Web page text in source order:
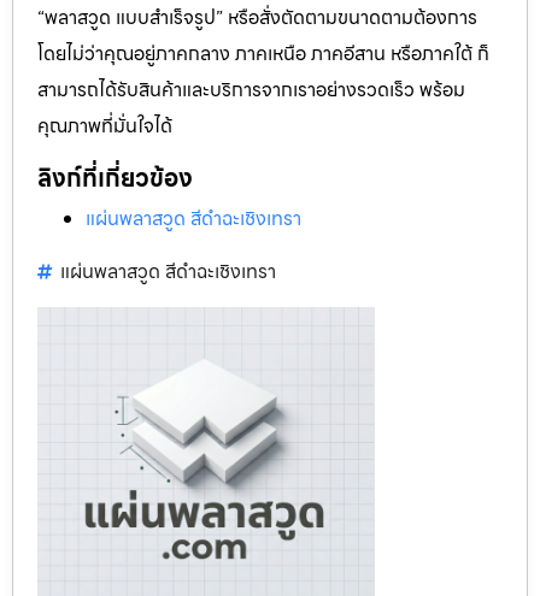
“พลาสวูด แบบสำเร็จรูป” หรือสั่งตัดตามขนาดตามต้องการ
โดยไม่ว่าคุณอยู่ภาคกลาง ภาคเหนือ ภาคอีสาน หรือภาคใต้ ก็
สามารถได้รับสินค้าและบริการจากเราอย่างรวดเร็ว พร้อม
คุณภาพที่มั่นใจได้
ลิงก์ที่เกี่ยวข้อง
แผ่นพลาสวูด สีดำฉะเชิงเทรา
แผ่นพลาสวูด สีดำฉะเชิงเทรา